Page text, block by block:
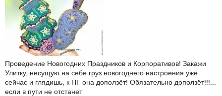
Проведение Новогодних Праздников и Корпоративов! Закажи
Улитку, несущую на себе груз новогоднего настроения уже
сейчас и глядишь, к НГ она доползёт! Обязательно доползёт!!!...
если в пути не отстанет